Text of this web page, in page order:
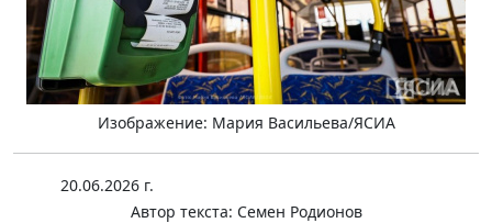
Изображение: Мария Васильева/ЯСИА
20.06.2026 г.
Автор текста: Семен Родионов